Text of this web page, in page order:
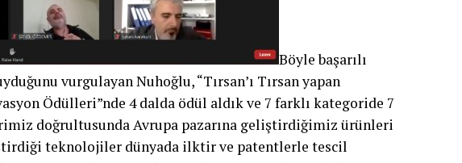
Böyle başarılı
vurgulayan Nuhoğlu, “Tırsan’ı Tırsan yapan
Ödülleri”nde 4 dalda ödül aldık ve 7 farklı kategoride 7
doğrultusunda Avrupa pazarına geliştirdiğimiz ürünleri
teknolojiler dünyada ilktir ve patentlerle tescil